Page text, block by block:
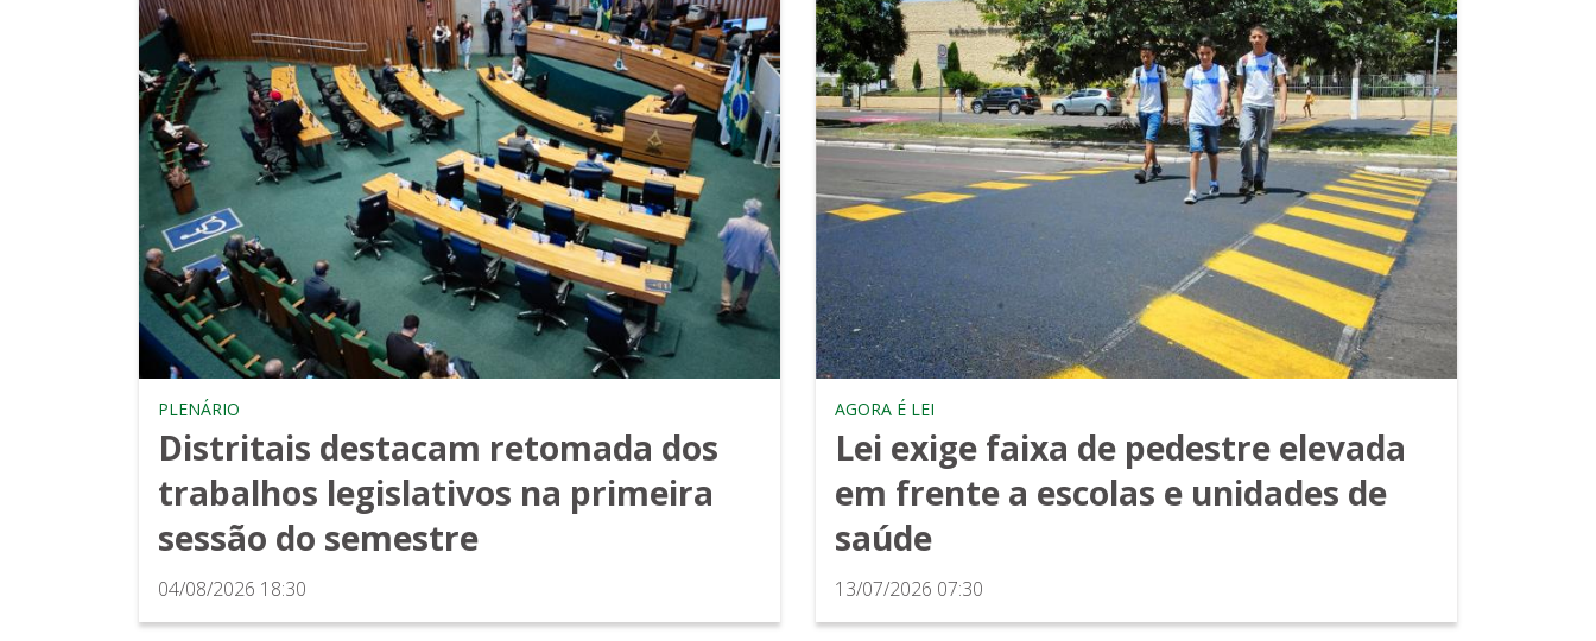
PLENÁRIO
Distritais destacam retomada dos
trabalhos legislativos na primeira
sessão do semestre
04/08/2026 18:30
AGORA É LEI
Lei exige faixa de pedestre elevada
em frente a escolas e unidades de
saúde
13/07/2026 07:30